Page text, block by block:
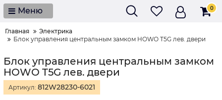
Меню 0
Главная
Электрика
Блок управления центральным замком HOWO T5G лев. двери
Блок управления центральным замком
HOWO T5G лев. двери
Артикул: 812W28230-6021